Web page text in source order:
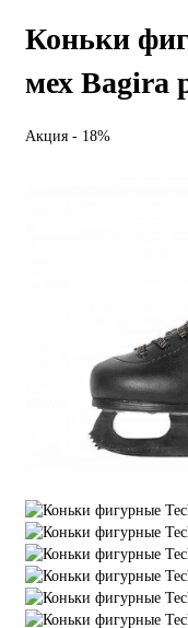
Коньки
мех Bagira
Акция - 18%